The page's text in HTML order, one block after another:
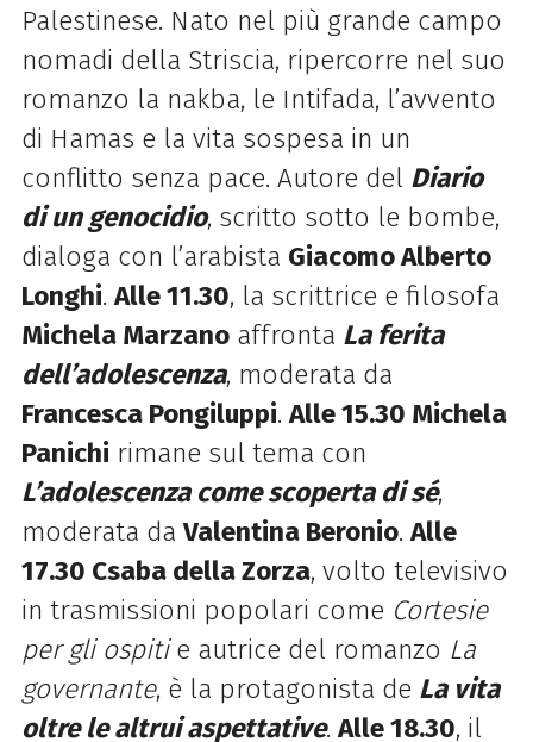
Palestinese. Nato nel più grande campo
nomadi della Striscia, ripercorre nel suo
romanzo la nakba, le Intifada, l’avvento
di Hamas e la vita sospesa in un
conflitto senza pace. Autore del Diario
di un genocidio, scritto sotto le bombe,
dialoga con l’arabista Giacomo Alberto
Longhi.Alle 11.30, la scrittrice e filosofa
Michela Marzanoaffronta La ferita
dell’adolescenza, moderata da
Francesca Pongiluppi.Alle 15.30 Michela
Panichi rimane sul tema con
L’adolescenza come scoperta di sé,
moderata daValentina Beronio.Alle
17.30 Csaba della Zorza, volto televisivo
in trasmissioni popolari come Cortesie
per gli ospitie autrice del romanzo La
governante, è la protagonista de La vita
oltre le altrui aspettative.Alle 18.30, il